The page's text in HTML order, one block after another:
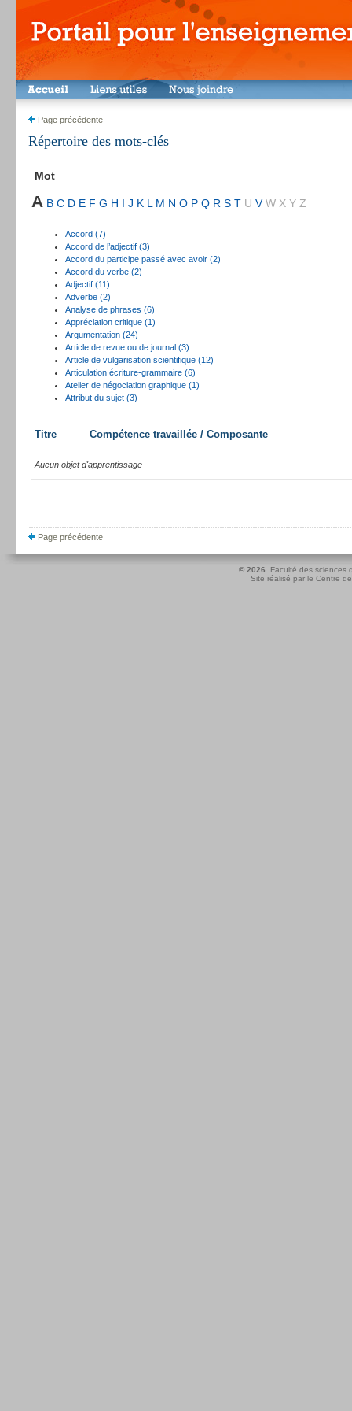
Page précédente
Répertoire des mots-clés
Mot
A B C D E F G H I J K L M N O P Q R S T U V W X Y Z
Accord (7)
Accord de l’adjectif (3)
Accord du participe passé avec avoir (2)
Accord du verbe (2)
Adjectif (11)
Adverbe (2)
Analyse de phrases (6)
Appréciation critique (1)
Argumentation (24)
Article de revue ou de journal (3)
Article de vulgarisation scientifique (12)
Articulation écriture-grammaire (6)
Atelier de négociation graphique (1)
Attribut du sujet (3)
Titre Compétence travaillée / Composante
Aucun objet d'apprentissage
Page précédente
© 2026.
Faculté des sciences
Site réalisé par le Centre